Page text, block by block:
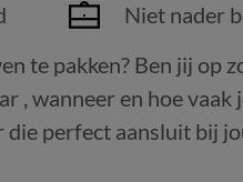
Niet nader
te pakken? Ben jij op
, wanneer en hoe vaak
die perfect aansluit bij